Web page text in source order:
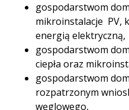
gospodarstwom
mikroinstalacje PV,
energią elektryczną,
gospodarstwom
ciepła oraz
gospodarstwom
rozpatrzonym
węglowego,